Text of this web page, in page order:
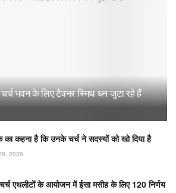
भवन के लिए टैवनर स्मिथ धन जुटा रहे हैं
का कहना है कि उनके चर्च ने सदस्यों को खो दिया है
2026
चर्च एथलीटों के आयोजन में ईसा मसीह के लिए 120 निर्णय